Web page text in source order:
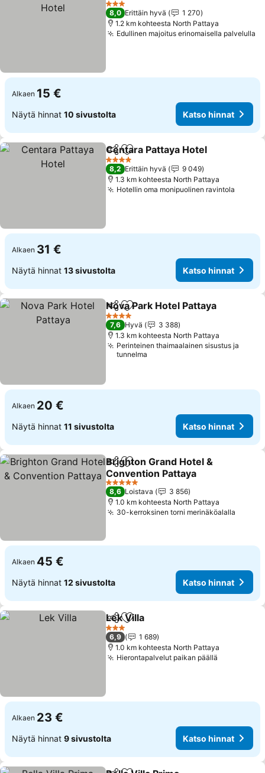
3 Tähtiluokitus
8,0 Erittäin hyvä
1 270
1.2 km kohteesta North Pattaya
Edullinen majoitus erinomaisella palvelulla
Alkaen 15 €
Näytä hinnat 10 sivustolta Katso hinnat
Jaa Lisää suosikkeihin
Centara Pattaya Hotel
4 Tähtiluokitus
8,2 Erittäin hyvä
9 049
1.3 km kohteesta North Pattaya
Hotellin oma monipuolinen ravintola
Alkaen 31 €
Näytä hinnat 13 sivustolta Katso hinnat
Jaa Lisää suosikkeihin
Nova Park Hotel Pattaya
4 Tähtiluokitus
7,6 Hyvä
3 388
1.3 km kohteesta North Pattaya
Perinteinen thaimaalainen sisustus ja
tunnelma
Alkaen 20 €
Näytä hinnat 11 sivustolta Katso hinnat
Jaa Lisää suosikkeihin
Brighton Grand Hotel &
Convention Pattaya
5 Tähtiluokitus
8,6 Loistava
3 856
1.0 km kohteesta North Pattaya
30-kerroksinen torni merinäköalalla
Alkaen 45 €
Näytä hinnat 12 sivustolta Katso hinnat
Jaa Lisää suosikkeihin
Lek Villa
3 Tähtiluokitus
6,9
1 689
1.0 km kohteesta North Pattaya
Hierontapalvelut paikan päällä
Alkaen 23 €
Näytä hinnat 9 sivustolta Katso hinnat